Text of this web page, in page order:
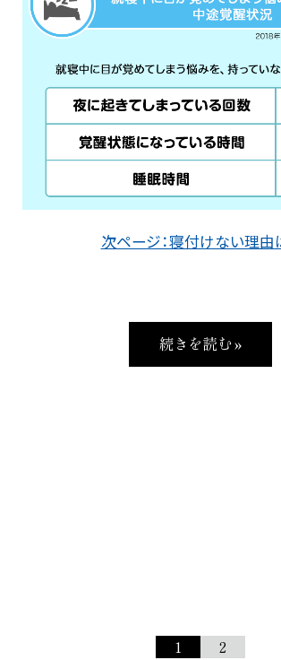
次ページ：寝付けない理由
続きを読む »
1 2